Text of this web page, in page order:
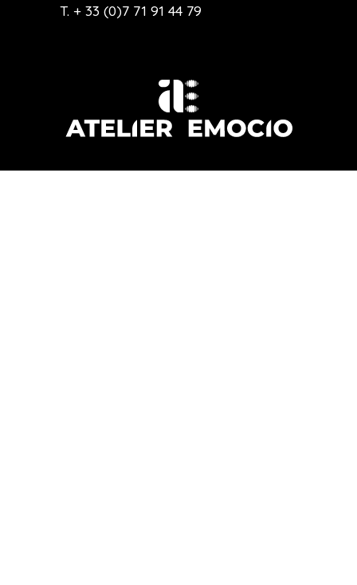
T. + 33 (0)7 71 91 44 79